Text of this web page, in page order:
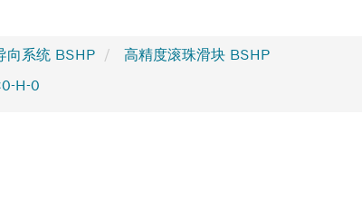
向系统 BSHP
高精度滚珠滑块 BSHP
H-0